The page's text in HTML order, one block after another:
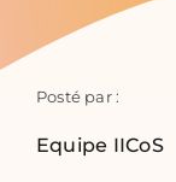
Posté par :
Equipe IICoS